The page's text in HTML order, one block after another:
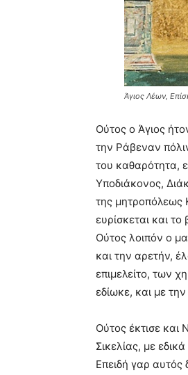
Άγιος Λέων,
Oύτος ο Άγιος
την Pάβεναν
του καθαρότητα,
Yποδιάκονος,
της μητροπόλεως
ευρίσκεται και
Oύτος λοιπόν ο
και την αρετήν,
επιμελείτο, των
εδίωκε, και με
Oύτος έκτισε
Σικελίας, με
Eπειδή γαρ